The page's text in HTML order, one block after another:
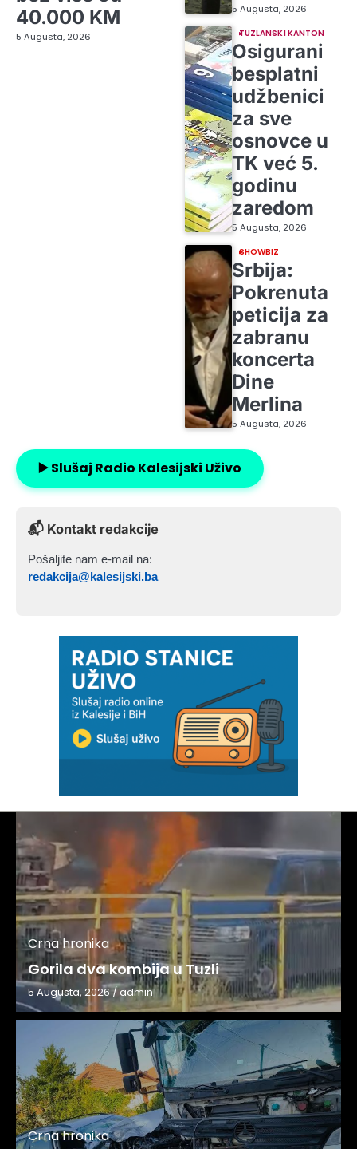
40.000 KM
5 Augusta, 2026
5 Augusta, 2026
TUZLANSKI KANTON
Osigurani
besplatni
udžbenici
za sve
osnovce u
TK već 5.
godinu
zaredom
5 Augusta, 2026
SHOWBIZ
Srbija:
Pokrenuta
peticija za
zabranu
koncerta
Dine
Merlina
5 Augusta, 2026
▶️ Slušaj Radio Kalesijski Uživo
📬 Kontakt redakcije
Pošaljite nam e-mail na:
redakcija@kalesijski.ba
Crna hronika
Gorila dva kombija u Tuzli
5 Augusta, 2026/admin
Crna hronika